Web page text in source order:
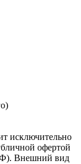
исключительно
офертой
Внешний вид